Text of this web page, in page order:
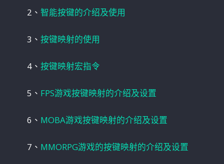
2、 智能按键的介绍及使用
3、 按键映射的使用
4、 按键映射宏指令
5、 FPS游戏按键映射的介绍及设置
6、 MOBA游戏按键映射的介绍及设置
7、 MMORPG游戏的按键映射的介绍及设置